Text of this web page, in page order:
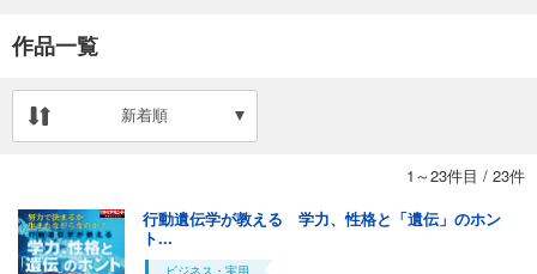
作品一覧
新着順
1～23件目 / 23件
行動遺伝学が教える 学力、性格と「遺伝」のホン
ト...
ビジネス・実用